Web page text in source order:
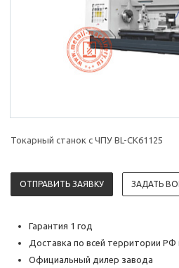
Токарный станок с ЧПУ BL-CK61125
ОТПРАВИТЬ ЗАЯВКУ ЗАДАТЬ
Гарантия 1 год
Доставка по всей территории РФ
Официальный дилер завода